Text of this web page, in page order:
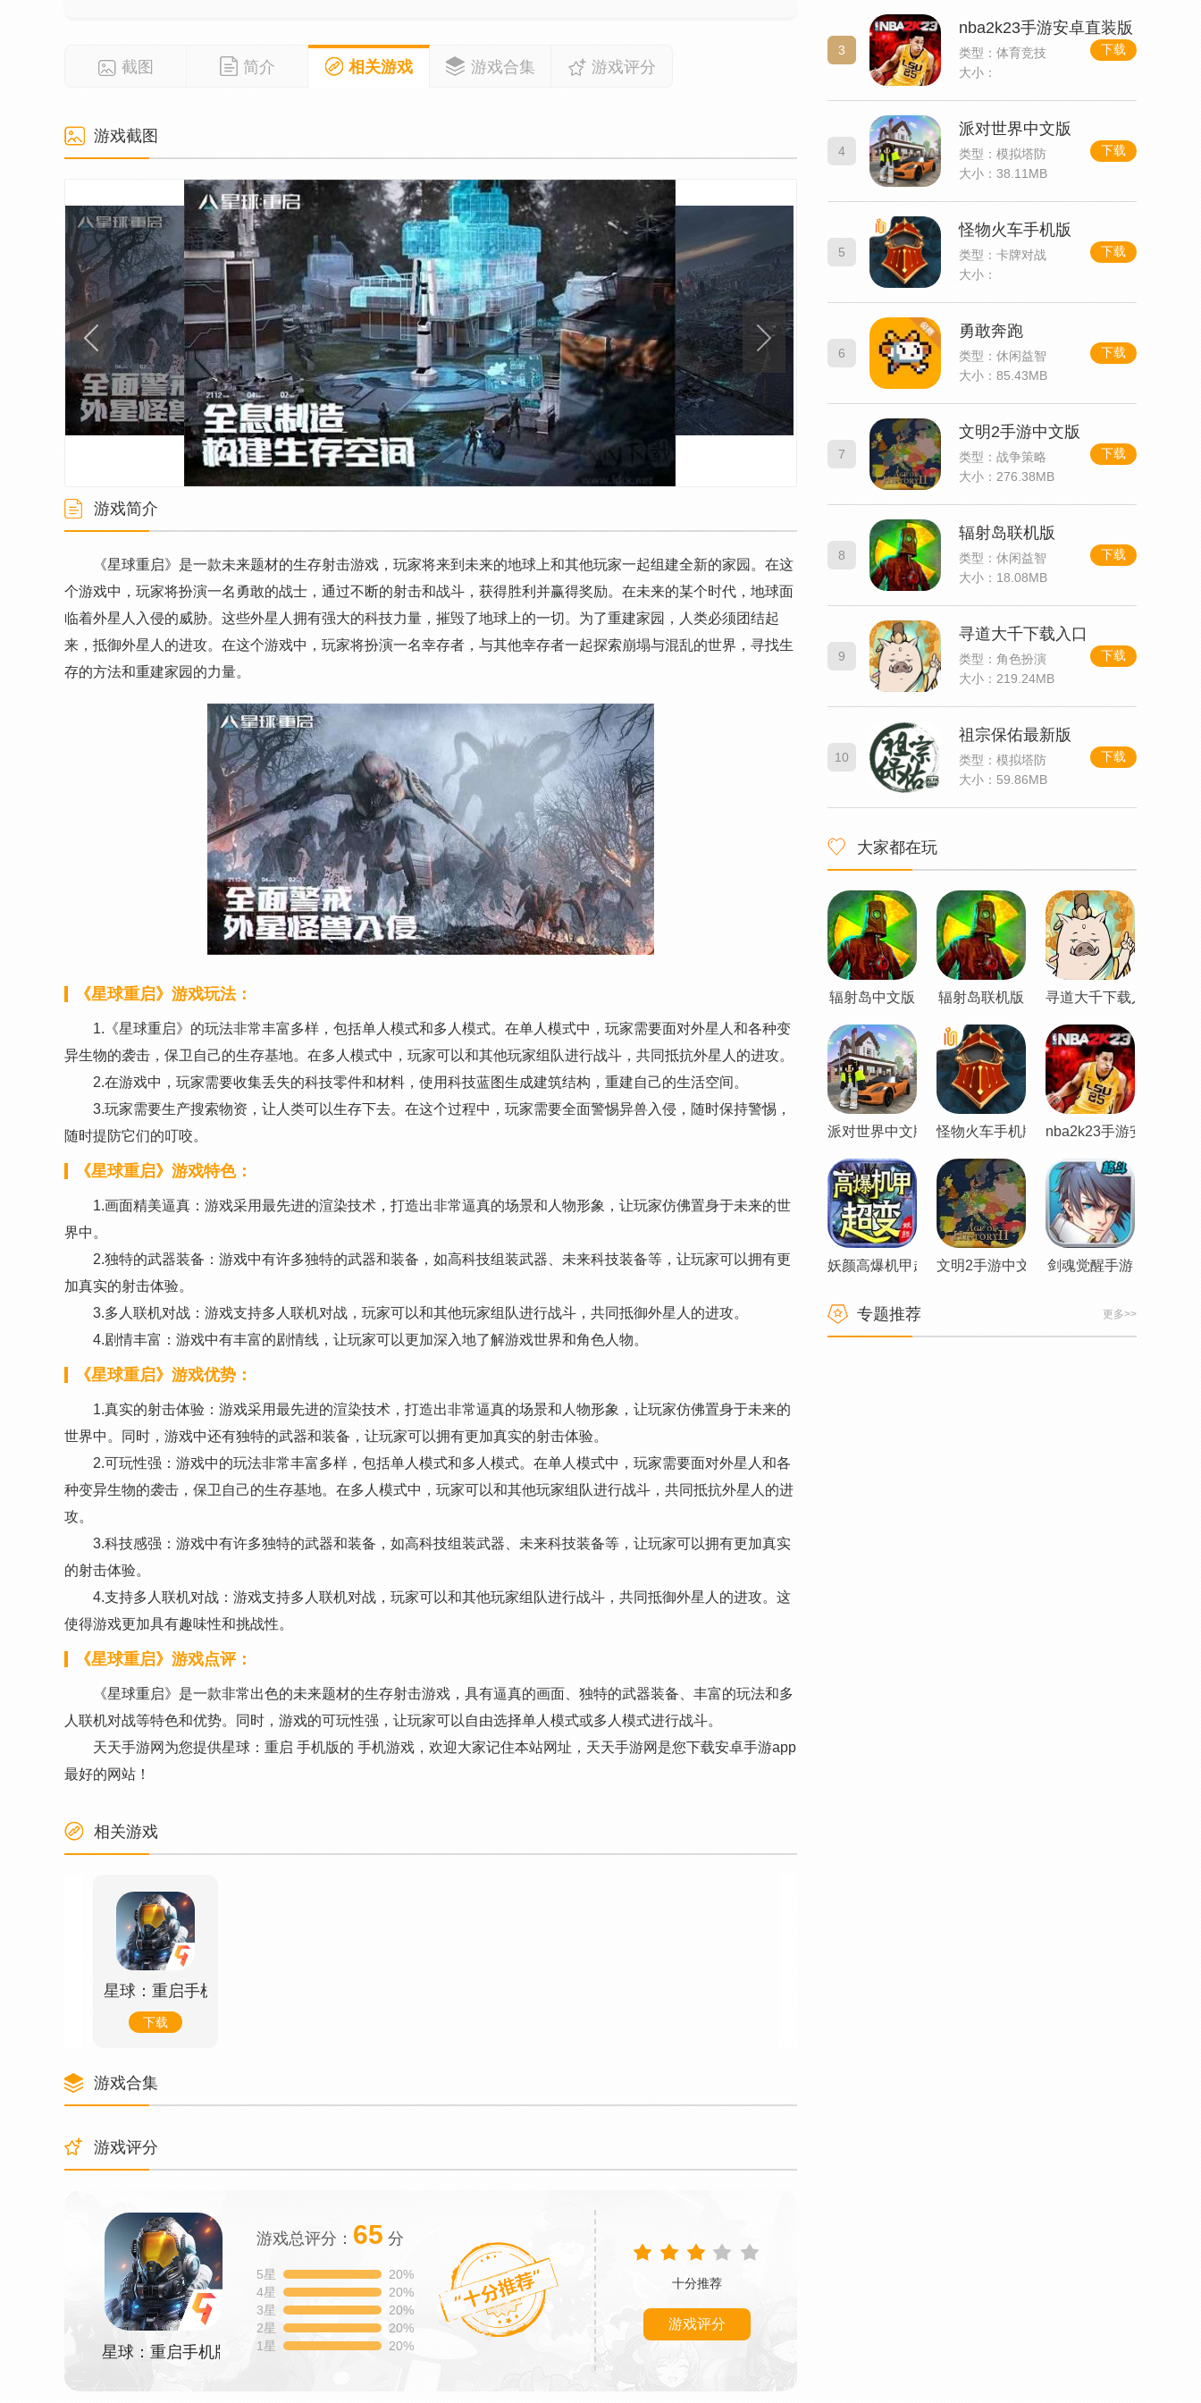
截图 简介 相关游戏 游戏合集 游戏评分
游戏截图
游戏简介
《星球重启》是一款未来题材的生存射击游戏，玩家将来到未来的地球上和其他玩家一起组建全新的家园。在这
个游戏中，玩家将扮演一名勇敢的战士，通过不断的射击和战斗，获得胜利并赢得奖励。在未来的某个时代，地球面
临着外星人入侵的威胁。这些外星人拥有强大的科技力量，摧毁了地球上的一切。为了重建家园，人类必须团结起
来，抵御外星人的进攻。在这个游戏中，玩家将扮演一名幸存者，与其他幸存者一起探索崩塌与混乱的世界，寻找生
存的方法和重建家园的力量。
《星球重启》游戏玩法：
1.《星球重启》的玩法非常丰富多样，包括单人模式和多人模式。在单人模式中，玩家需要面对外星人和各种变
异生物的袭击，保卫自己的生存基地。在多人模式中，玩家可以和其他玩家组队进行战斗，共同抵抗外星人的进攻。
2.在游戏中，玩家需要收集丢失的科技零件和材料，使用科技蓝图生成建筑结构，重建自己的生活空间。
3.玩家需要生产搜索物资，让人类可以生存下去。在这个过程中，玩家需要全面警惕异兽入侵，随时保持警惕，
随时提防它们的叮咬。
《星球重启》游戏特色：
1.画面精美逼真：游戏采用最先进的渲染技术，打造出非常逼真的场景和人物形象，让玩家仿佛置身于未来的世
界中。
2.独特的武器装备：游戏中有许多独特的武器和装备，如高科技组装武器、未来科技装备等，让玩家可以拥有更
加真实的射击体验。
3.多人联机对战：游戏支持多人联机对战，玩家可以和其他玩家组队进行战斗，共同抵御外星人的进攻。
4.剧情丰富：游戏中有丰富的剧情线，让玩家可以更加深入地了解游戏世界和角色人物。
《星球重启》游戏优势：
1.真实的射击体验：游戏采用最先进的渲染技术，打造出非常逼真的场景和人物形象，让玩家仿佛置身于未来的
世界中。同时，游戏中还有独特的武器和装备，让玩家可以拥有更加真实的射击体验。
2.可玩性强：游戏中的玩法非常丰富多样，包括单人模式和多人模式。在单人模式中，玩家需要面对外星人和各
种变异生物的袭击，保卫自己的生存基地。在多人模式中，玩家可以和其他玩家组队进行战斗，共同抵抗外星人的进
攻。
3.科技感强：游戏中有许多独特的武器和装备，如高科技组装武器、未来科技装备等，让玩家可以拥有更加真实
的射击体验。
4.支持多人联机对战：游戏支持多人联机对战，玩家可以和其他玩家组队进行战斗，共同抵御外星人的进攻。这
使得游戏更加具有趣味性和挑战性。
《星球重启》游戏点评：
《星球重启》是一款非常出色的未来题材的生存射击游戏，具有逼真的画面、独特的武器装备、丰富的玩法和多
人联机对战等特色和优势。同时，游戏的可玩性强，让玩家可以自由选择单人模式或多人模式进行战斗。
天天手游网为您提供星球：重启 手机版的 手机游戏，欢迎大家记住本站网址，天天手游网是您下载安卓手游app
最好的网站！
相关游戏
星球：重启手机版
下载
游戏合集
游戏评分
星球：重启手机版
游戏总评分： 65 分
5星
20%
4星
20%
3星
20%
2星
20%
1星
20%
十分推荐
游戏评分
3
nba2k23手游安卓直装版
类型：体育竞技
大小：
下载
4
派对世界中文版
类型：模拟塔防
大小：38.11MB
下载
5
怪物火车手机版
类型：卡牌对战
大小：
下载
6
勇敢奔跑
类型：休闲益智
大小：85.43MB
下载
7
文明2手游中文版
类型：战争策略
大小：276.38MB
下载
8
辐射岛联机版
类型：休闲益智
大小：18.08MB
下载
9
寻道大千下载入口
类型：角色扮演
大小：219.24MB
下载
10
祖宗保佑最新版
类型：模拟塔防
大小：59.86MB
下载
大家都在玩
辐射岛中文版 辐射岛联机版 寻道大千下载入口
派对世界中文版 怪物火车手机版 nba2k23手游安卓直装版
妖颜高爆机甲超变传奇文明2手游中文版 剑魂觉醒手游
专题推荐 更多>>